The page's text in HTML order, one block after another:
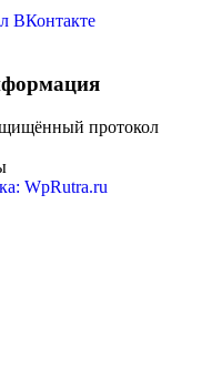
ВКонтакте
протокол
WpRutra.ru